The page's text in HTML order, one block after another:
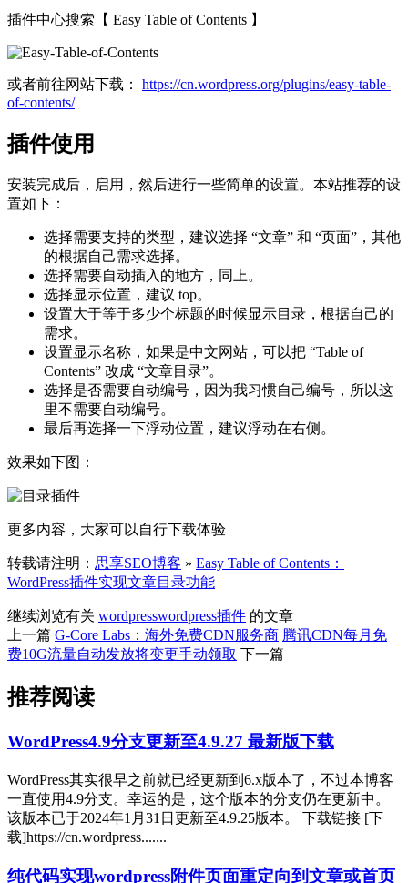
插件中心搜索【 Easy Table of Contents 】
或者前往网站下载： https://cn.wordpress.org/plugins/easy-table-
of-contents/
插件使用
安装完成后，启用，然后进行一些简单的设置。本站推荐的设
置如下：
选择需要支持的类型，建议选择 “文章” 和 “页面”，其他
的根据自己需求选择。
选择需要自动插入的地方，同上。
选择显示位置，建议 top。
设置大于等于多少个标题的时候显示目录，根据自己的
需求。
设置显示名称，如果是中文网站，可以把 “Table of
Contents” 改成 “文章目录”。
选择是否需要自动编号，因为我习惯自己编号，所以这
里不需要自动编号。
最后再选择一下浮动位置，建议浮动在右侧。
效果如下图：
更多内容，大家可以自行下载体验
转载请注明： 思享SEO博客 » Easy Table of Contents：
WordPress插件实现文章目录功能
继续浏览有关 wordpresswordpress插件 的文章
上一篇 G-Core Labs：海外免费CDN服务商 腾讯CDN每月免
费10G流量自动发放将变更手动领取 下一篇
推荐阅读
WordPress4.9分支更新至4.9.27 最新版下载
WordPress其实很早之前就已经更新到6.x版本了，不过本博客
一直使用4.9分支。幸运的是，这个版本的分支仍在更新中。
该版本已于2024年1月31日更新至4.9.25版本。 下载链接 [下
载]https://cn.wordpress.......
纯代码实现wordpress附件页面重定向到文章或首页